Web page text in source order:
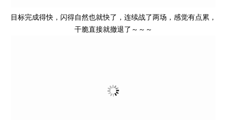
目标完成得快，闪得自然也就快了，连续战了两场，感觉有点累，
干脆直接就撤退了～～～